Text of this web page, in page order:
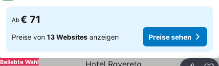
Ab € 71
Preise von 13 Websites anzeigen Preise sehen
Beliebte Wahl